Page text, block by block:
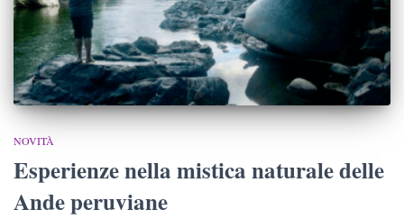
NOVITÀ
Esperienze nella mistica naturale delle
Ande peruviane